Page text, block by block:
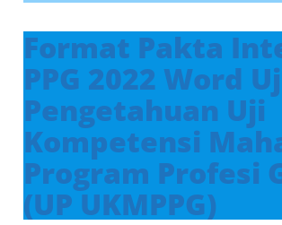
Format Pakta
PPG 2022 Word
Pengetahuan Uji
Kompetensi
Program Profesi
(UP UKMPPG)